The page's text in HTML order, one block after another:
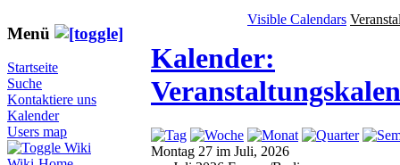
Menü
Startseite
Suche
Kontaktiere uns
Kalender
Users map
Wiki
Visible Calendars
Kalender:
Montag 27 im Juli, 2026